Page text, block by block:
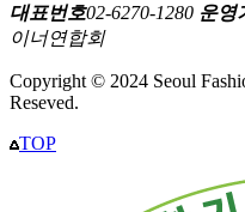
대표번호02-6270-1280 운영
이너연합회
Copyright © 2024 Seoul
Reseved.
TOP